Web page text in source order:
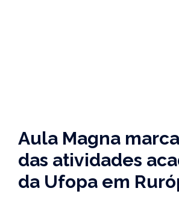
Aula Magna
das atividades
da Ufopa em